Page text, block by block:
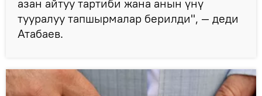
азан айтуу тартиби жана анын үнү
тууралуу тапшырмалар берилди", — деди
Атабаев.